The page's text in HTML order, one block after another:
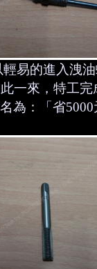
易的進入洩
一來，特工完
為：「省5000